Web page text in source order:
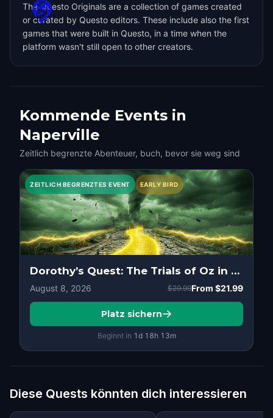
The Questo Originals are a collection of games created
or curated by Questo editors. These include also the first
games that were built in Questo, in a time when the
platform wasn't still open to other creators.
Kommende Events in
Naperville
Zeitlich begrenzte Abenteuer, buch, bevor sie weg sind
ZEITLICH BEGRENZTES EVENT EARLY BIRD
Dorothy’s Quest: The Trials of Oz in Downtown, Naperville
August 8, 2026 $29.99From $21.99
Platz sichern
Beginnt in 1d 18h 13m
Diese Quests könnten dich interessieren